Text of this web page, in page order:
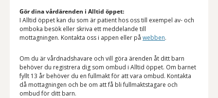
Gör dina vårdärenden i Alltid öppet:
I Alltid öppet kan du som är patient hos oss till exempel av- och
omboka besök eller skriva ett meddelande till
mottagningen. Kontakta oss i appen eller på webben.
Om du är vårdnadshavare och vill göra ärenden åt ditt barn
behöver du registrera dig som ombud i Alltid öppet. Om barnet
fyllt 13 år behöver du en fullmakt för att vara ombud. Kontakta
då mottagningen och be om att få bli fullmaktstagare och
ombud för ditt barn.